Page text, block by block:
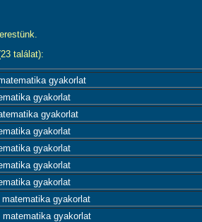
találat):
gyakorlat
gyakorlat
gyakorlat
gyakorlat
gyakorlat
gyakorlat
gyakorlat
gyakorlat
matematika gyakorlat